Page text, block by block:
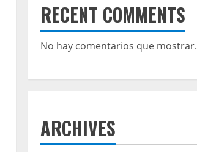
RECENT COMMENTS
No hay comentarios que mostrar.
ARCHIVES